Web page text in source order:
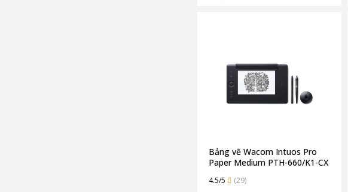
Bảng vẽ Wacom Intuos Pro
Paper Medium PTH-660/K1-CX
4.5/5 (29)